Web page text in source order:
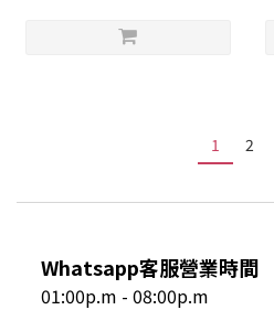
1 2
Whatsapp客服營業時間
01:00p.m - 08:00p.m